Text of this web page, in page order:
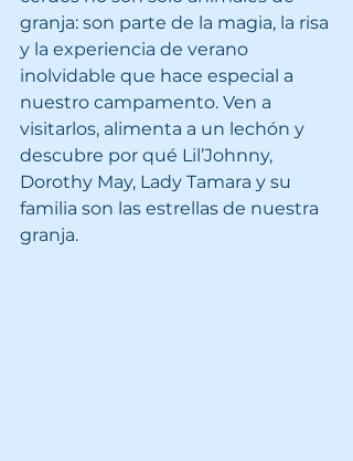
granja: son parte de la magia, la risa
y la experiencia de verano
inolvidable que hace especial a
nuestro campamento. Ven a
visitarlos, alimenta a un lechón y
descubre por qué Lil’Johnny,
Dorothy May, Lady Tamara y su
familia son las estrellas de nuestra
granja.